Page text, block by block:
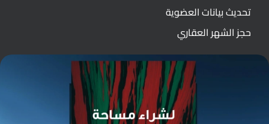
تحديث بيانات العضوية
حجز الشهر العقاري